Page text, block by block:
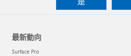
最新動向
Surface Pro